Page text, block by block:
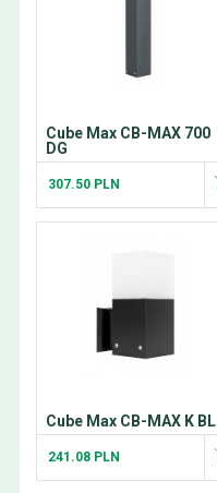
Cube Max CB-MAX 700
DG
307.50 PLN
Cube Max CB-MAX K BL
241.08 PLN